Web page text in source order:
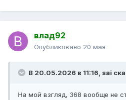
влад92
Опубликовано 20 мая
В 20.05.2026 в 11:16, sai
На мой взгляд, 368 вообще не